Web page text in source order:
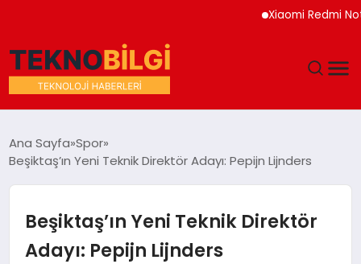
Xiaomi Redmi Note
DÜNYA
EĞITIM
EKONOMI
Ana Sayfa Spor
Beşiktaş’ın Yeni Teknik Direktör Adayı: Pepijn Lijnders
Beşiktaş’ın Yeni Teknik Direktör
Adayı: Pepijn Lijnders